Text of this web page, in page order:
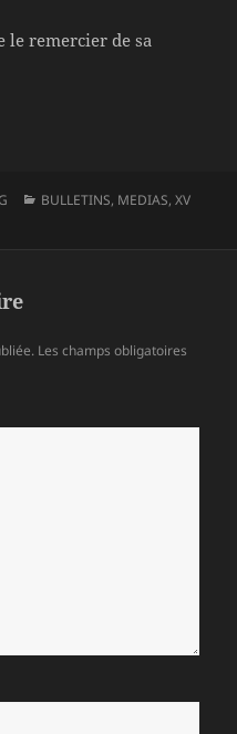
le remercier de sa
Catégories
BULLETINS, MEDIAS,XV
Les champs obligatoires